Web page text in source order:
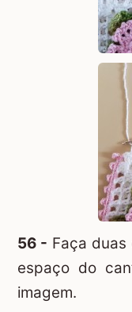
56 - Faça
espaço do
imagem.